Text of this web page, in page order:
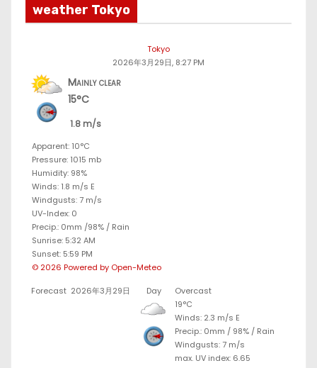
weather Tokyo
Tokyo
2026年3月29日, 8:27 PM
Mainly clear
15°C
1.8 m/s
Apparent: 10°C
Pressure: 1015 mb
Humidity: 98%
Winds: 1.8 m/s E
Windgusts: 7 m/s
UV-Index: 0
Precip.: 0mm /98% / Rain
Sunrise: 5:32 AM
Sunset: 5:59 PM
© 2026 Powered by Open-Meteo
Forecast 2026年3月29日 Day
Overcast
19°C
Winds: 2.3 m/s E
Precip.: 0mm / 98% / Rain
Windgusts: 7 m/s
max. UV index: 6.65